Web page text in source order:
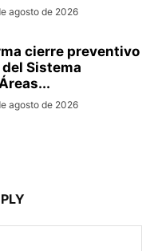
agosto de 2026
cierre preventivo
Sistema
agosto de 2026